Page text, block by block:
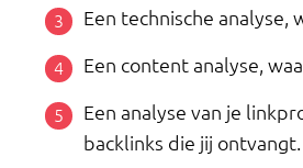
Een technische
Een content analyse,
Een analyse van je
backlinks die jij ontvangt.